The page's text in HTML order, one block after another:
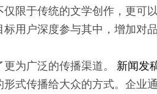
限于传统的文学创作，更可
用户深度参与其中，增加对品
为广泛的传播渠道。 新闻发
式传播给大众的方式。企业